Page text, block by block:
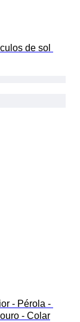
de sol
- Pérola -
- Colar